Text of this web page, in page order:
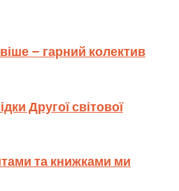
– гарний колектив
Другої світової
та книжками ми